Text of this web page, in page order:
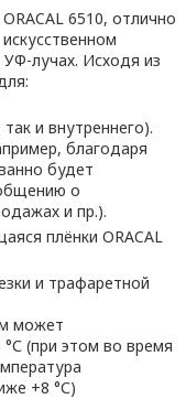
6510, отлично
лучах. Исходя из
и внутреннего).
благодаря
будет
о
и пр.).
плёнки ORACAL
и трафаретной
может
(при этом во время
+8 °С)